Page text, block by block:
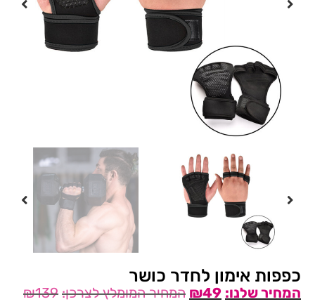
כפפות אימון לחדר כושר
₪139 ₪49